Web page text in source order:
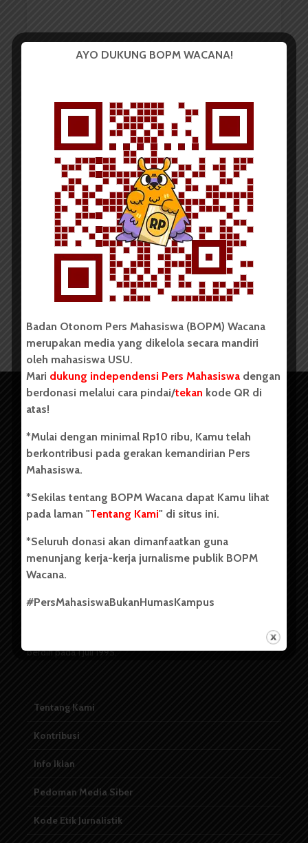
Debat Kandidat Cagub-
Cawagub Fakultas...
Copyright © 2023. All rights reserved BOPM WACANA.
Badan Otonom Pers Mahasiswa (BOPM) Wacana merupakan
secara mandiri oleh mahasiswa Universitas Sumatera Utara
(USU). Sebelumnya BOPM Wacana merupakan salah satu
berdiri pada 1 Juli 1995.
Tentang Kami
Kontribusi
Info Iklan
Pedoman Media Siber
Kode Etik Jurnalistik
AYO DUKUNG BOPM WACANA!
Badan Otonom Pers Mahasiswa (BOPM) Wacana
merupakan media yang dikelola secara mandiri
oleh mahasiswa USU.
Mari dukung independensi Pers Mahasiswa dengan
berdonasi melalui cara pindai/tekan kode QR di
atas!
*Mulai dengan minimal Rp10 ribu, Kamu telah
berkontribusi pada gerakan kemandirian Pers
Mahasiswa.
*Sekilas tentang BOPM Wacana dapat Kamu lihat
pada laman "Tentang Kami" di situs ini.
*Seluruh donasi akan dimanfaatkan guna
menunjang kerja-kerja jurnalisme publik BOPM
Wacana.
#PersMahasiswaBukanHumasKampus